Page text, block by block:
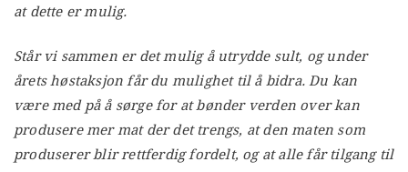
at dette er mulig.
Står vi sammen er det mulig å utrydde sult, og under
årets høstaksjon får du mulighet til å bidra. Du kan
være med på å sørge for at bønder verden over kan
produsere mer mat der det trengs, at den maten som
produserer blir rettferdig fordelt, og at alle får tilgang til